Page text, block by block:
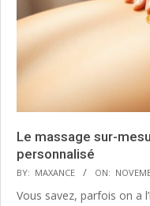
Le massage sur-
personnalisé
BY: MAXANCE ON:
Vous savez, parfois on a